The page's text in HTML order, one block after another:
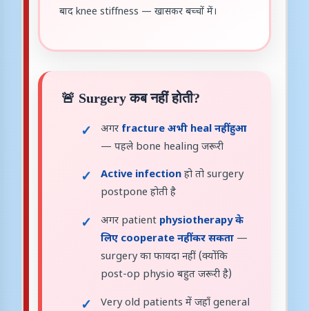
बाद knee stiffness — खासकर बच्चों में।
🚨 Surgery कब नहीं होती?
अगर fracture अभी heal नहीं हुआ
— पहले bone healing जरूरी
Active infection हो तो surgery
postpone होती है
अगर patient physiotherapy के
लिए cooperate नहीं कर सकता —
surgery का फायदा नहीं (क्योंकि
post-op physio बहुत जरूरी है)
Very old patients में जहाँ general